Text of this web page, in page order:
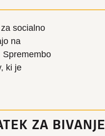
socialno
na
Spremembo
ki je
ZA BIVANJE